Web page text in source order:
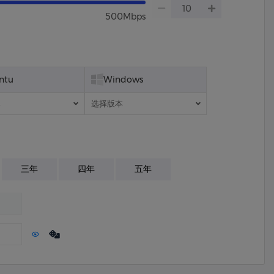
500Mbps
Windows
选择版本
三年 四年 五年